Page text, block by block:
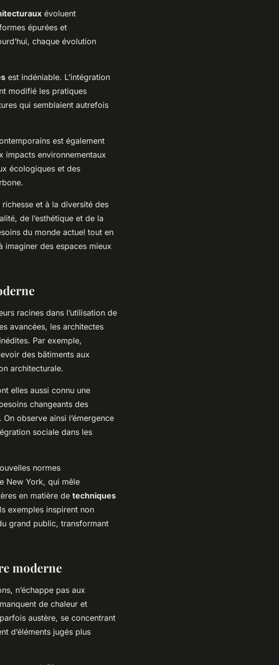
évoluent
épurées et
chaque évolution
est indéniable. L’intégration
modifié les pratiques
qui semblaient autrefois
est également
impacts environnementaux
écologiques et des
et à la diversité des
de l’esthétique et de la
du monde actuel tout en
imaginer des espaces mieux
racines dans l’utilisation de
avancées, les architectes
Par exemple,
des bâtiments aux
architecturale.
elles aussi connu une
changeants des
observe ainsi l’émergence
sociale dans les
normes
New York, qui mêle
en matière de techniques
exemples inspirent non
grand public, transformant
moderne
n’échappe pas aux
de chaleur et
austère, se concentrant
d’éléments jugés plus